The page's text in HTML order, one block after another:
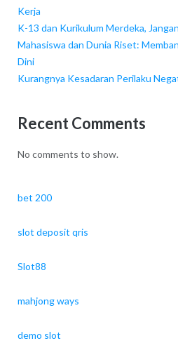
Kerja
K-13 dan Kurikulum Merdeka,
Mahasiswa dan Dunia Riset:
Dini
Kurangnya Kesadaran Perilaku
Recent Comments
No comments to show.
bet 200
slot deposit qris
Slot88
mahjong ways
demo slot